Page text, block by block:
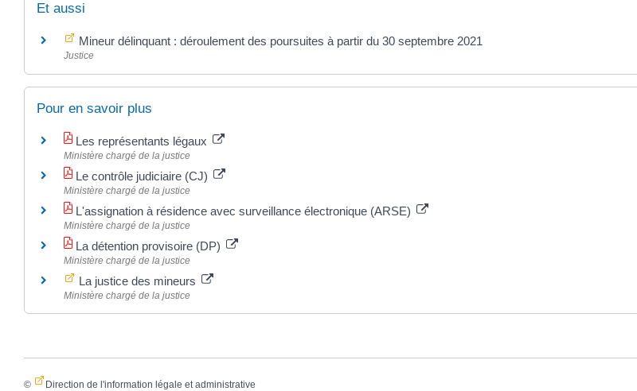
Et aussi
Mineur délinquant : déroulement des poursuites à partir du 30 septembre 2021
Justice
Pour en savoir plus
Les représentants légaux
Ministère chargé de la justice
Le contrôle judiciaire (CJ)
Ministère chargé de la justice
L'assignation à résidence avec surveillance électronique (ARSE)
Ministère chargé de la justice
La détention provisoire (DP)
Ministère chargé de la justice
La justice des mineurs
Ministère chargé de la justice
© Direction de l'information légale et administrative